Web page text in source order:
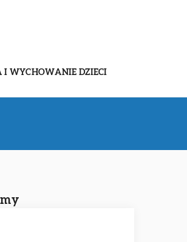
I WYCHOWANIE DZIECI